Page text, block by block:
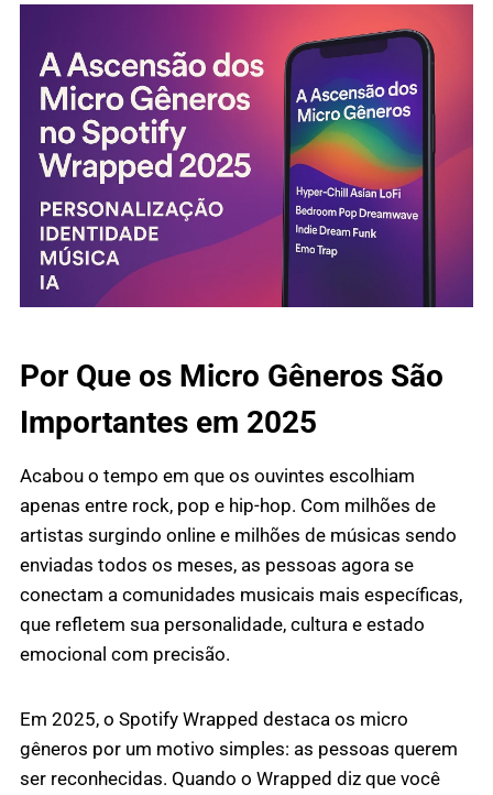
Por Que os Micro Gêneros São
Importantes em 2025
Acabou o tempo em que os ouvintes escolhiam
apenas entre rock, pop e hip-hop. Com milhões de
artistas surgindo online e milhões de músicas sendo
enviadas todos os meses, as pessoas agora se
conectam a comunidades musicais mais específicas,
que refletem sua personalidade, cultura e estado
emocional com precisão.
Em 2025, o Spotify Wrapped destaca os micro
gêneros por um motivo simples: as pessoas querem
ser reconhecidas. Quando o Wrapped diz que você